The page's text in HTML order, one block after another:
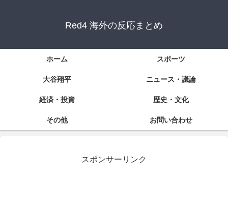
Red4 海外の反応まとめ
ホーム スポーツ
大谷翔平 ニュース・議論
経済・投資 歴史・文化
その他 お問い合わせ
スポンサーリンク